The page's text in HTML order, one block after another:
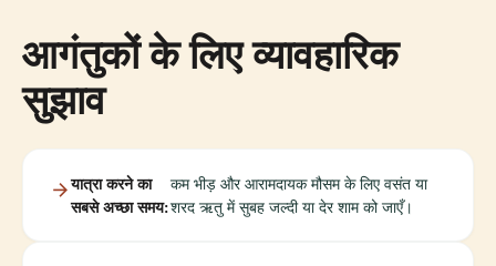
आगंतुकों के लिए व्यावहारिक
सुझाव
यात्रा करने का
सबसे अच्छा समय:
कम भीड़ और आरामदायक मौसम के लिए वसंत या
शरद ऋतु में सुबह जल्दी या देर शाम को जाएँ।